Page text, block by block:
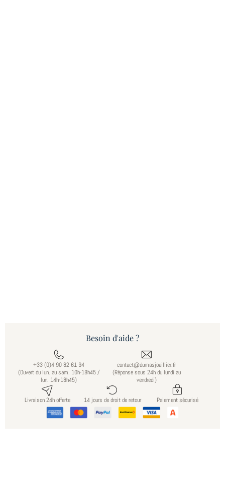
Besoin d'aide ?
+33 (0)4 90 82 61 94
(Ouvert du lun. au sam. 10h-18h45 /
lun. 14h-18h45)
contact@dumasjoaillier.fr
(Réponse sous 24h du lundi au
vendredi)
Livraison 24h offerte 14 jours de droit de retour Paiement sécurisé